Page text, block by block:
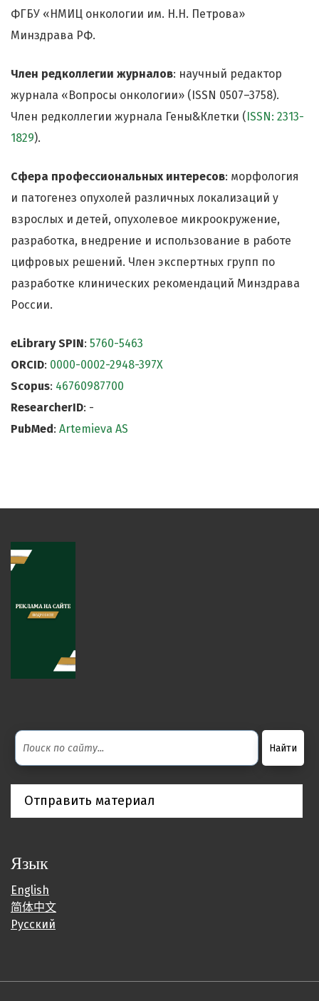
ФГБУ «НМИЦ онкологии им. Н.Н. Петрова»
Минздрава РФ.
Член редколлегии журналов: научный редактор
журнала «Вопросы онкологии» (ISSN 0507–3758).
Член редколлегии журнала Гены&Клетки (ISSN: 2313-
1829).
Сфера профессиональных интересов: морфология
и патогенез опухолей различных локализаций у
взрослых и детей, опухолевое микроокружение,
разработка, внедрение и использование в работе
цифровых решений. Член экспертных групп по
разработке клинических рекомендаций Минздрава
России.
eLibrary SPIN: 5760-5463
ORCID: 0000-0002-2948-397X
Scopus: 46760987700
ResearcherID: -
PubMed: Artemieva AS
Отправить материал
Язык
English
简体中文
Русский